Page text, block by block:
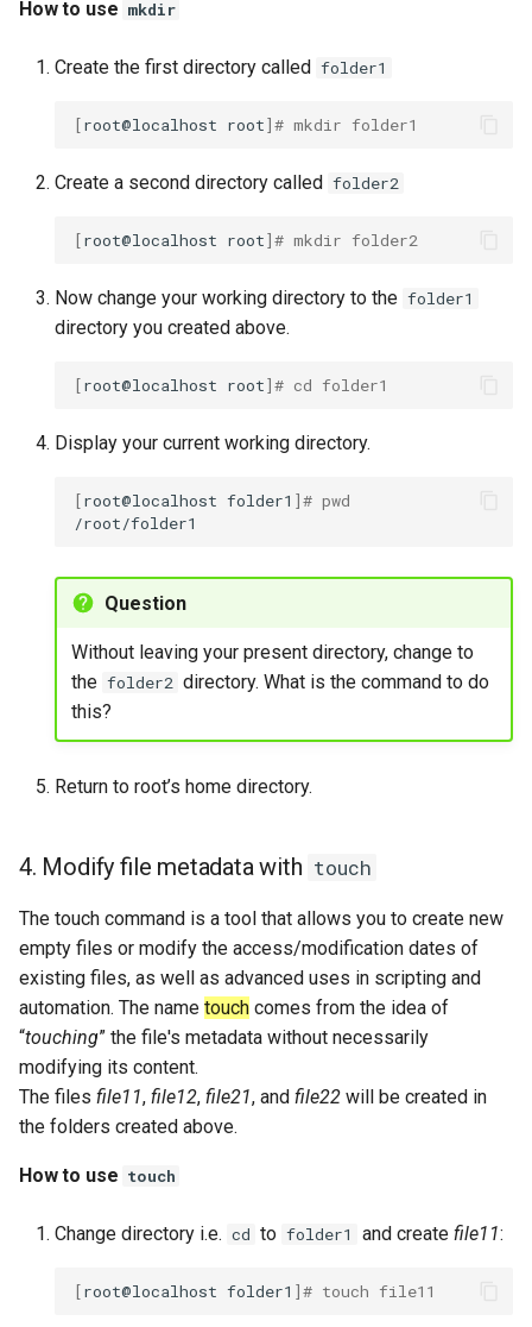
How to use mkdir
Create the first directory called folder1
[root@localhost root]# mkdir folder1
Create a second directory called folder2
[root@localhost root]# mkdir folder2
Now change your working directory to the folder1
directory you created above.
[root@localhost root]# cd folder1
Display your current working directory.
[root@localhost folder1 ]# pwd
Question
Without leaving your present directory, change to
the folder2 directory. What is the command to do
this?
Return to root’s home directory.
4. Modify file metadata with touch
The touch command is a tool that allows you to create new
empty files or modify the access/modification dates of
existing files, as well as advanced uses in scripting and
automation. The name touch comes from the idea of
“touching” the file's metadata without necessarily
modifying its content.
The files file11, file12, file21, and file22 will be created in
the folders created above.
How to use touch
Change directory i.e. cd to folder1 and create file11:
[root@localhost folder1 ]# touch file11